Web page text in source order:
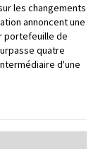
les changements
annoncent une
portefeuille de
quatre
d'une